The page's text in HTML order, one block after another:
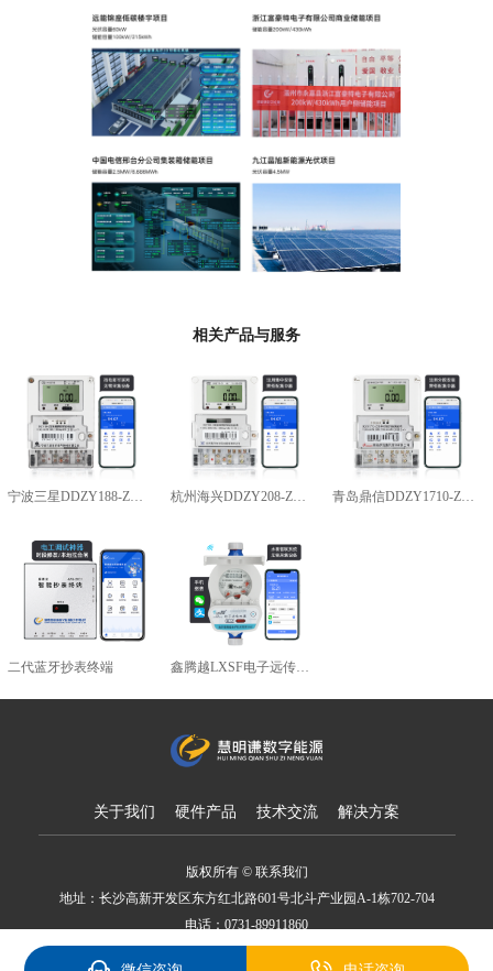
相关产品与服务
宁波三星DDZY188-Z型4G通讯智能电能表杭州海兴DDZY208-Z型RS485通讯智能电能表
青岛鼎信DDZY1710-Z型
二代蓝牙抄表终端 鑫腾越LXSF电子远传智能水表
关于我们 硬件产品 技术交流 解决方案
版权所有 © 联系我们
地址：长沙高新开发区东方红北路601号北斗产业园A-1栋702-704
电话：0731-89911860
备案号：湘ICP备18007650号